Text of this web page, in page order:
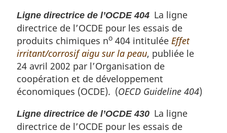
Ligne directrice de l’OCDE 404 La ligne
directrice de l’OCDE pour les essais de
produits chimiques no 404 intitulée Effet
irritant/corrosif aigu sur la peau, publiée le
24 avril 2002 par l’Organisation de
coopération et de développement
économiques (OCDE). (OECD Guideline 404)
Ligne directrice de l’OCDE 430 La ligne
directrice de l’OCDE pour les essais de